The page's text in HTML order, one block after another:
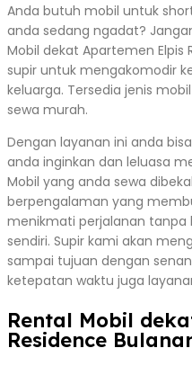
Anda butuh mobil untuk
anda sedang ngadat?
Mobil dekat Apartemen Elpis
supir untuk mengakomodir
keluarga. Tersedia jenis
sewa murah.
Dengan layanan ini anda
anda inginkan dan leluasa
Mobil yang anda sewa
berpengalaman yang
menikmati perjalanan tanpa
sendiri. Supir kami akan
sampai tujuan dengan
ketepatan waktu juga
Rental Mobil
Residence